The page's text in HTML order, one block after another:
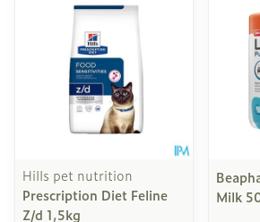
Hills pet nutrition
Prescription Diet Feline
Z/d 1,5kg
Milk